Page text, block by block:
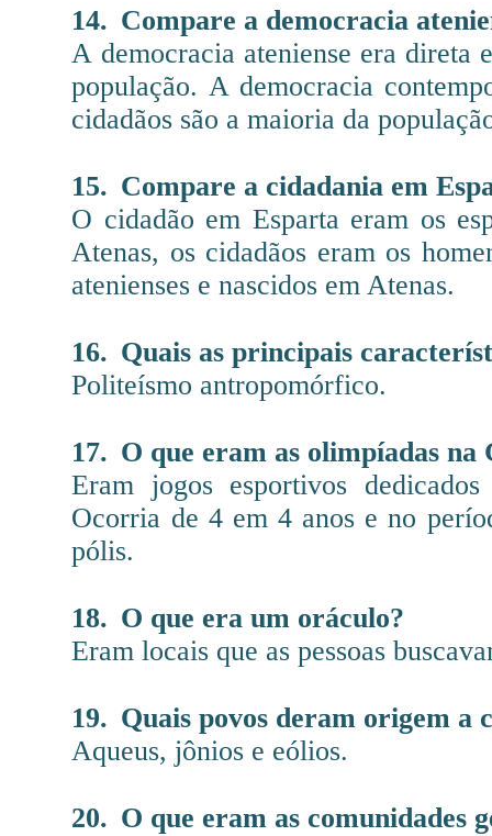
14. Compare a democracia
A democracia ateniense era direta
população. A democracia
cidadãos são a maioria da
15. Compare a cidadania em
O cidadão em Esparta eram os
Atenas, os cidadãos eram os
atenienses e nascidos em Atenas.
16. Quais as principais
Politeísmo antropomórfico.
17. O que eram as olimpíadas na
Eram jogos esportivos
Ocorria de 4 em 4 anos e no
pólis.
18. O que era um oráculo?
Eram locais que as pessoas
19. Quais povos deram origem a
Aqueus, jônios e eólios.
20. O que eram as comunidades